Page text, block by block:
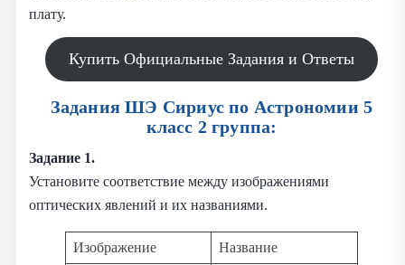
плату.
Купить Официальные Задания и Ответы
Задания ШЭ Сириус по Астрономии 5
класс 2 группа:
Задание 1.
Установите соответствие между изображениями
оптических явлений и их названиями.
Изображение Название